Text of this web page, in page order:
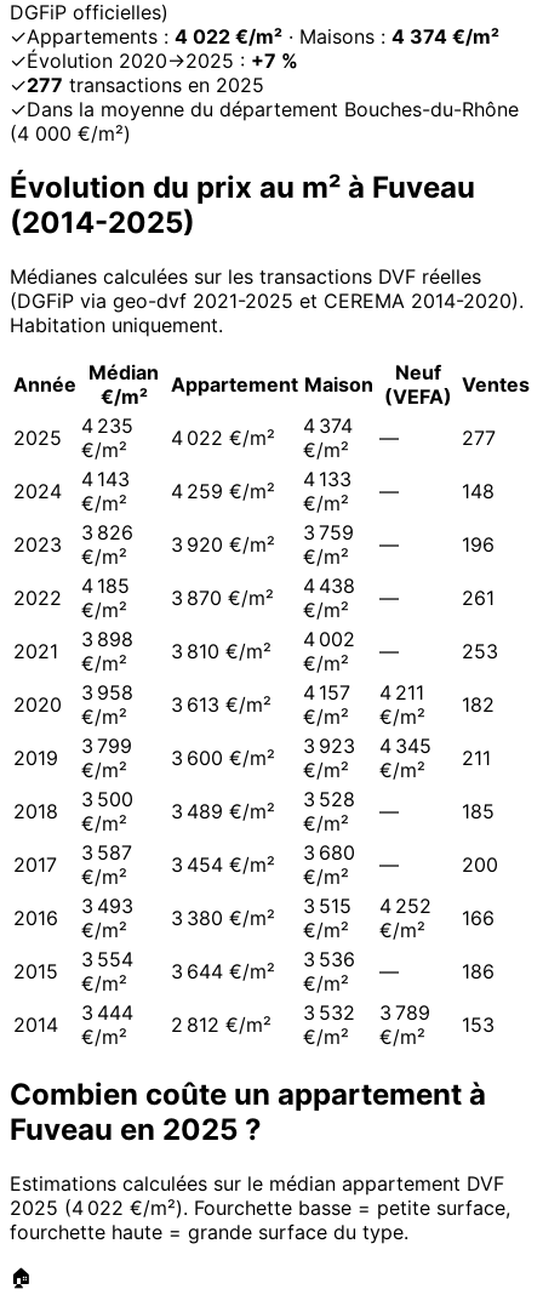
DGFiP officielles)
✓Appartements : 4 022 €/m² · Maisons : 4 374 €/m²
✓Évolution 2020→2025 : +7 %
✓277 transactions en 2025
✓Dans la moyenne du département Bouches-du-Rhône
(4 000 €/m²)
Évolution du prix au m² à Fuveau
(2014-2025)
Médianes calculées sur les transactions DVF réelles
(DGFiP via geo-dvf 2021-2025 et CEREMA 2014-2020).
Habitation uniquement.
Année Médian
€/m²
Appartement Maison
Neuf
(VEFA) Ventes
2025
4 235
€/m²
4 022 €/m²
4 374
€/m²
— 277
2024
4 143
€/m²
4 259 €/m²
4 133
€/m²
— 148
2023
3 826
€/m²
3 920 €/m²
3 759
€/m²
— 196
2022
4 185
€/m²
3 870 €/m²
4 438
€/m²
— 261
2021
3 898
€/m²
3 810 €/m²
4 002
€/m²
— 253
2020
3 958
€/m²
3 613 €/m²
4 157
€/m²
4 211
€/m²
182
2019
3 799
€/m²
3 600 €/m²
3 923
€/m²
4 345
€/m²
211
2018
3 500
€/m²
3 489 €/m²
3 528
€/m²
— 185
2017
3 587
€/m²
3 454 €/m²
3 680
€/m²
— 200
2016
3 493
€/m²
3 380 €/m²
3 515
€/m²
4 252
€/m²
166
2015
3 554
€/m²
3 644 €/m²
3 536
€/m²
— 186
2014
3 444
€/m²
2 812 €/m²
3 532
€/m²
3 789
€/m²
153
Combien coûte un appartement à
Fuveau en 2025 ?
Estimations calculées sur le médian appartement DVF
2025 (4 022 €/m²). Fourchette basse = petite surface,
fourchette haute = grande surface du type.
🏠